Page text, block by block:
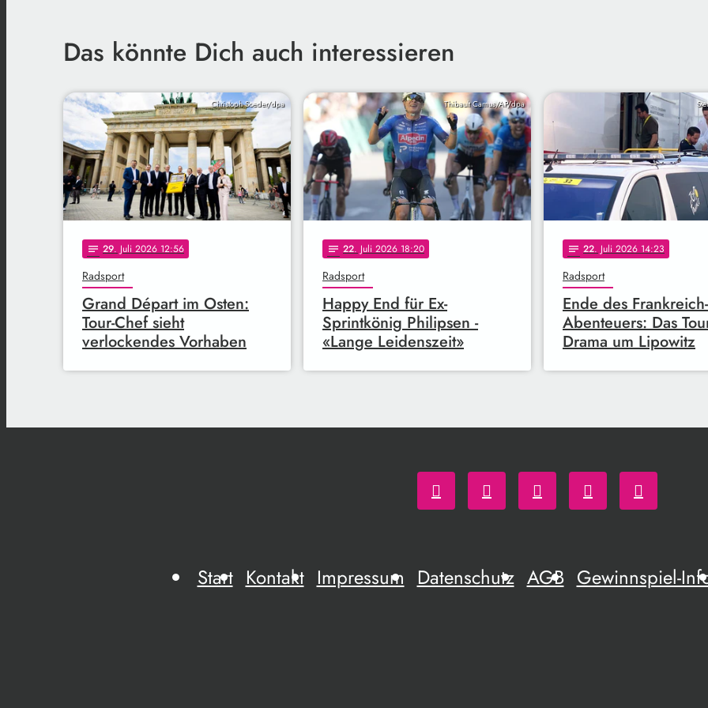
Das könnte Dich auch interessieren
Christoph Soeder/dpa
notes 29. Juli 2026 12:56
Radsport
Grand Départ im Osten:
Tour-Chef sieht
verlockendes Vorhaben
Thibault Camus/AP/dpa
notes 22. Juli 2026 18:20
Radsport
Happy End für Ex-
Sprintkönig Philipsen -
«Lange Leidenszeit»
notes 22. Juli 2026 14:23
Radsport
Ende des Frankreich-
Abenteuers: Das
Drama um Lipowitz
Start Kontakt Impressum Datenschutz AGB Gewinnspiel-